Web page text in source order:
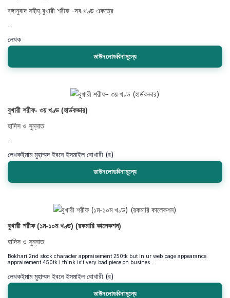
বঙ্গানুবাদ সহীহ্ বুখারী শরীফ -সব খণ্ড একত্রে
লেখক
ডাউনলোডবিনামূল্যে
বুখারী শরীফ- ৩য় খণ্ড (হার্ডকভার)
হাদিস ও সুন্নাত
...
লেখকইমাম মুহাম্মদ ইবনে ইসমাইল বোখারী (র)
ডাউনলোডবিনামূল্যে
বুখারী শরীফ (১ম-১০ম খণ্ড) (রকমারি কালেকশন)
হাদিস ও সুন্নাত
Bokhari 2nd stock character appraisement 250tk but in ur web page appearance
appraisement 450tk i think is't very bad piece on busines....
লেখকইমাম মুহাম্মদ ইবনে ইসমাইল বোখারী (র)
ডাউনলোডবিনামূল্যে